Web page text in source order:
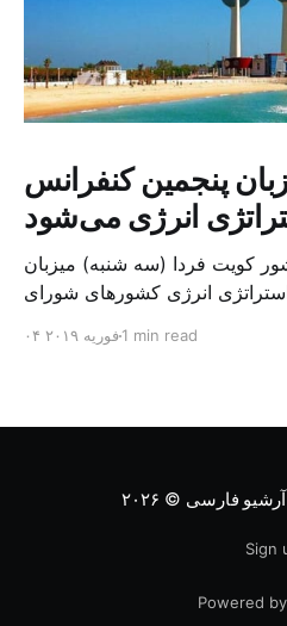
پنجمین کنفرانس
انرژی می‌شود
کویت فردا (سه شنبه) میزبان
انرژی کشورهای شورای
نفت و گاز در این کنفرانس
۰۴ فوریه ۲۰۱۹1 min read
فارسی © ۲۰۲۶
Sign
Powered